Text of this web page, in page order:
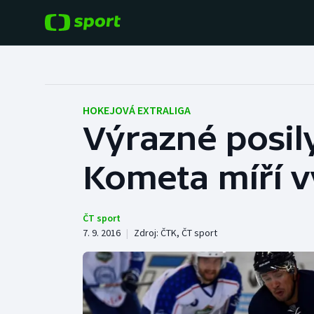
Hokej
Tenis
Cyklistika
Baseball a softbal
Basketbal
Boby a skeleton
Box
HOKEJOVÁ EXTRALIGA
Výrazné
Kometa míří
ČT sport
7. 9. 2016 | Zdroj: ČTK, ČT sport